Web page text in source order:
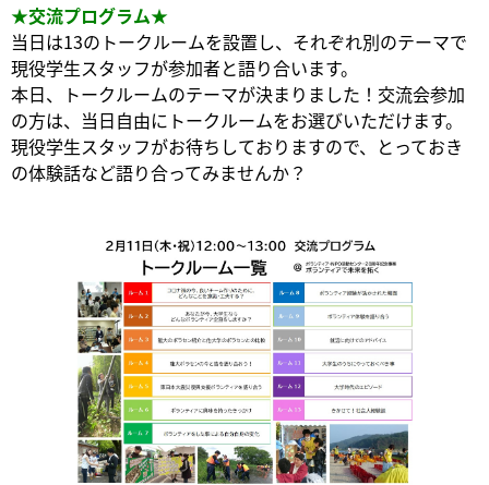
★交流プログラム★
当日は13のトークルームを設置し、それぞれ別のテーマで
現役学生スタッフが参加者と語り合います。
本日、トークルームのテーマが決まりました！交流会参加
の方は、当日自由にトークルームをお選びいただけます。
現役学生スタッフがお待ちしておりますので、とっておき
の体験話など語り合ってみませんか？